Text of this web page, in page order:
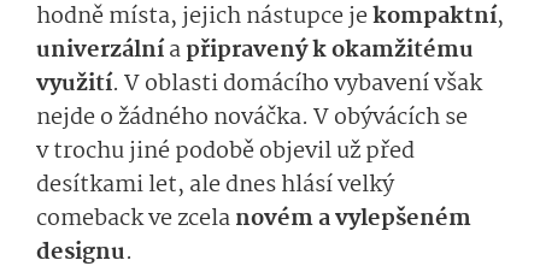
hodně místa, jejich nástupce jekompaktní,
univerzálníapřipravený k okamžitému
využití. V oblasti domácího vybavení však
nejde o žádného nováčka. V obývácích se
v trochu jiné podobě objevil už před
desítkami let, ale dnes hlásí velký
comeback ve zcelanovém a vylepšeném
designu.